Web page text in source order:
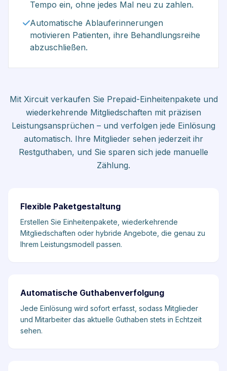
Tempo ein, ohne jedes Mal neu zu zahlen.
Automatische Ablauferinnerungen
motivieren Patienten, ihre Behandlungsreihe
abzuschließen.
Mit Xircuit verkaufen Sie Prepaid-Einheitenpakete und
wiederkehrende Mitgliedschaften mit präzisen
Leistungsansprüchen – und verfolgen jede Einlösung
automatisch. Ihre Mitglieder sehen jederzeit ihr
Restguthaben, und Sie sparen sich jede manuelle
Zählung.
Flexible Paketgestaltung
Erstellen Sie Einheitenpakete, wiederkehrende
Mitgliedschaften oder hybride Angebote, die genau zu
Ihrem Leistungsmodell passen.
Automatische Guthabenverfolgung
Jede Einlösung wird sofort erfasst, sodass Mitglieder
und Mitarbeiter das aktuelle Guthaben stets in Echtzeit
sehen.